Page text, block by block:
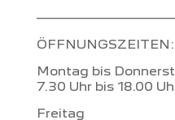
ÖFFNUNGSZEITEN:
Montag bis
7.30 Uhr bis 18.00
Freitag